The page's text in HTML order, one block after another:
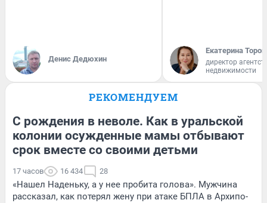
Денис Дедюхин
Екатерина
директор
недвижимости
РЕКОМЕНДУЕМ
С рождения в неволе. Как в уральской
колонии осужденные мамы отбывают
срок вместе со своими детьми
17 часов 16 434 28
«Нашел Наденьку, а у нее пробита голова». Мужчина
рассказал, как потерял жену при атаке БПЛА в Архипо-